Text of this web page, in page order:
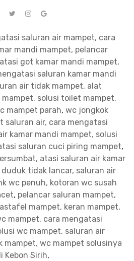
saluran air mampet, cara
mandi mampet, pelancar
got kamar mandi mampet,
saluran kamar mandi
air tidak mampet, alat
solusi toilet mampet,
mampet parah, wc jongkok
saluran air, cara mengatasi
kamar mandi mampet, solusi
saluran cuci piring mampet,
atasi saluran air kamar
tidak lancar, saluran air
wc penuh, kotoran wc susah
, pelancar saluran mampet,
mampet, keran mampet,
mampet, cara mengatasi
wc mampet, saluran air
mampet, wc mampet solusinya
Kebon Sirih,